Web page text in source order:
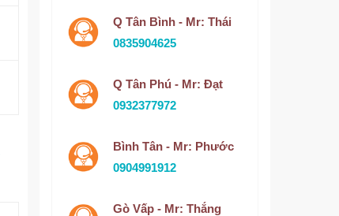
Q Tân Bình - Mr: Thái
0835904625
Q Tân Phú - Mr: Đạt
0932377972
Bình Tân - Mr: Phước
0904991912
Gò Vấp - Mr: Thắng